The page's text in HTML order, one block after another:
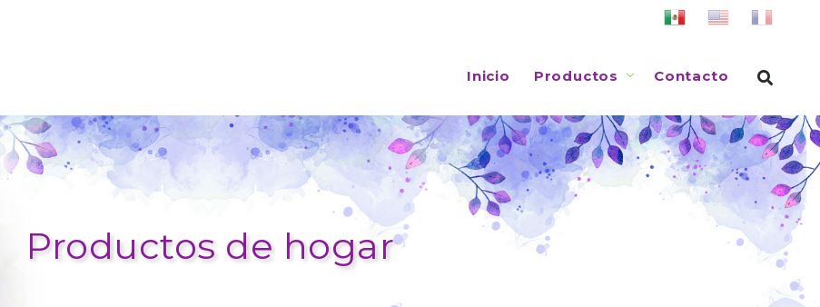
Inicio Productos Contacto
Productos de hogar